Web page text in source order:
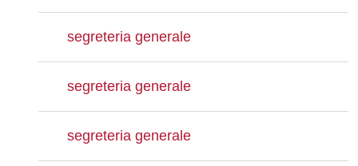
segreteria generale
segreteria generale
segreteria generale